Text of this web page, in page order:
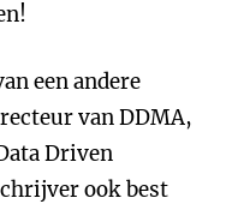
een andere
van DDMA,
Driven
ook best